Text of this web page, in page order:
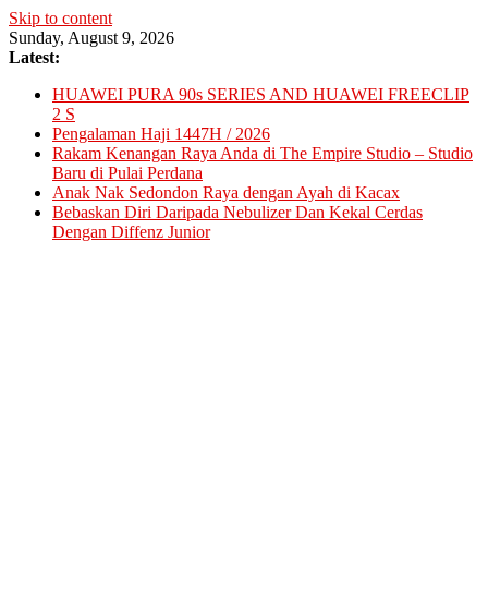
Skip to content
Sunday, August 9, 2026
Latest:
HUAWEI PURA 90s SERIES AND HUAWEI FREECLIP
2 S
Pengalaman Haji 1447H / 2026
Rakam Kenangan Raya Anda di The Empire Studio – Studio
Baru di Pulai Perdana
Anak Nak Sedondon Raya dengan Ayah di Kacax
Bebaskan Diri Daripada Nebulizer Dan Kekal Cerdas
Dengan Diffenz Junior